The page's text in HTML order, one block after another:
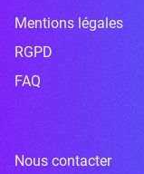
Mentions légales
RGPD
FAQ
Nous contacter